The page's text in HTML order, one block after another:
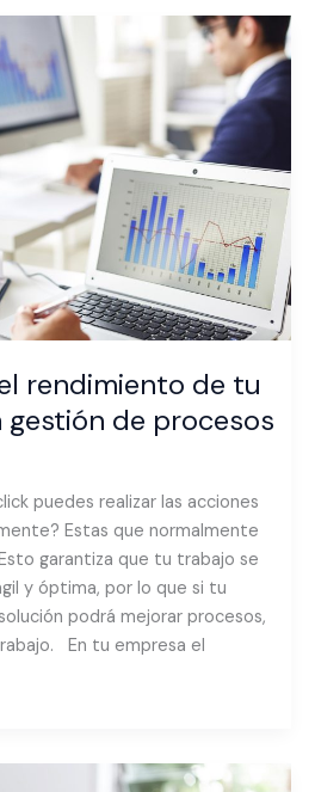
rendimiento de tu
gestión de procesos
puedes realizar las acciones
Estas que normalmente
garantiza que tu trabajo se
y óptima, por lo que si tu
podrá mejorar procesos,
En tu empresa el